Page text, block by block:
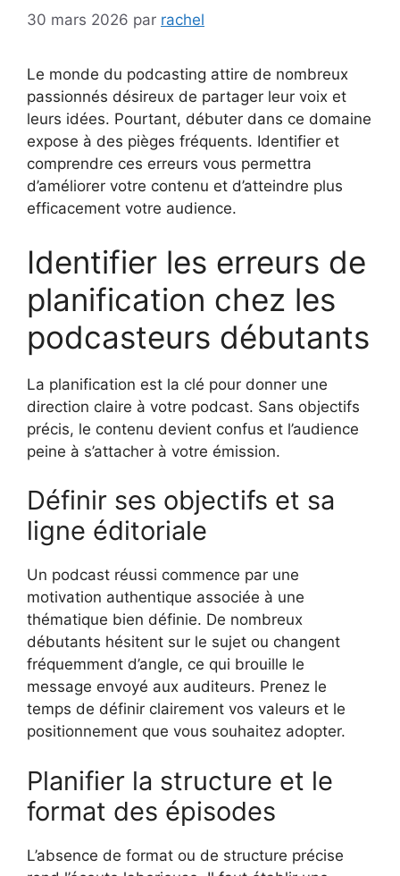
30 mars 2026 par rachel
Le monde du podcasting attire de nombreux
passionnés désireux de partager leur voix et
leurs idées. Pourtant, débuter dans ce domaine
expose à des pièges fréquents. Identifier et
comprendre ces erreurs vous permettra
d’améliorer votre contenu et d’atteindre plus
efficacement votre audience.
Identifier les erreurs de
planification chez les
podcasteurs débutants
La planification est la clé pour donner une
direction claire à votre podcast. Sans objectifs
précis, le contenu devient confus et l’audience
peine à s’attacher à votre émission.
Définir ses objectifs et sa
ligne éditoriale
Un podcast réussi commence par une
motivation authentique associée à une
thématique bien définie. De nombreux
débutants hésitent sur le sujet ou changent
fréquemment d’angle, ce qui brouille le
message envoyé aux auditeurs. Prenez le
temps de définir clairement vos valeurs et le
positionnement que vous souhaitez adopter.
Planifier la structure et le
format des épisodes
L’absence de format ou de structure précise